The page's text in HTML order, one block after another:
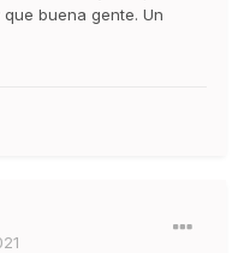
buena gente. Un